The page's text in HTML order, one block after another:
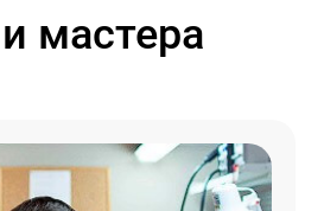
мастера